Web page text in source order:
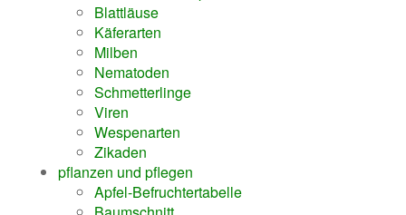
Blattläuse
Käferarten
Milben
Nematoden
Schmetterlinge
Viren
Wespenarten
Zikaden
pflanzen und pflegen
Apfel-Befruchtertabelle